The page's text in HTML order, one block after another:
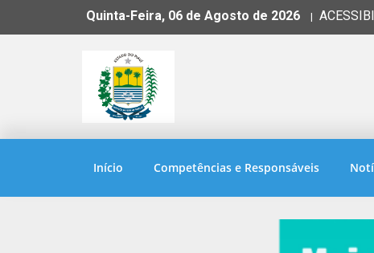
Quinta-Feira, 06 de Agosto de 2026 |
Início Competências e Responsáveis